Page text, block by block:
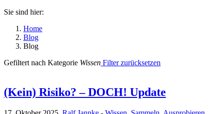
Sie sind hier:
Home
Blog
Blog
Gefiltert nach Kategorie Wissen Filter zurücksetzen
(Kein) Risiko? – DOCH! Update